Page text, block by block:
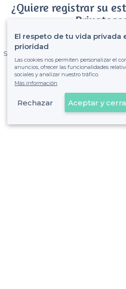
¿Quiere registrar su
Gane muchos clientes entre el
Sin comisiones y sin compromiso,
de ver la
Registrar mi
Ya es
El respeto de tu vida privada
prioridad
Las cookies nos permiten personalizar el
anuncios, ofrecer las funcionalidades
sociales y analizar nuestro tráfico.
Más información
Rechazar Aceptar y